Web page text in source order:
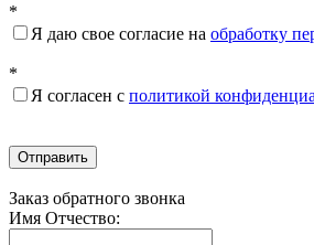
*
Я даю свое согласие на обработку
*
Я согласен с политикой
Отправить
Заказ обратного звонка
Имя Отчество: